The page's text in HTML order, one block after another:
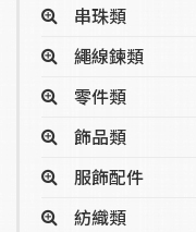
串珠類
繩線鍊類
零件類
飾品類
服飾配件
紡織類